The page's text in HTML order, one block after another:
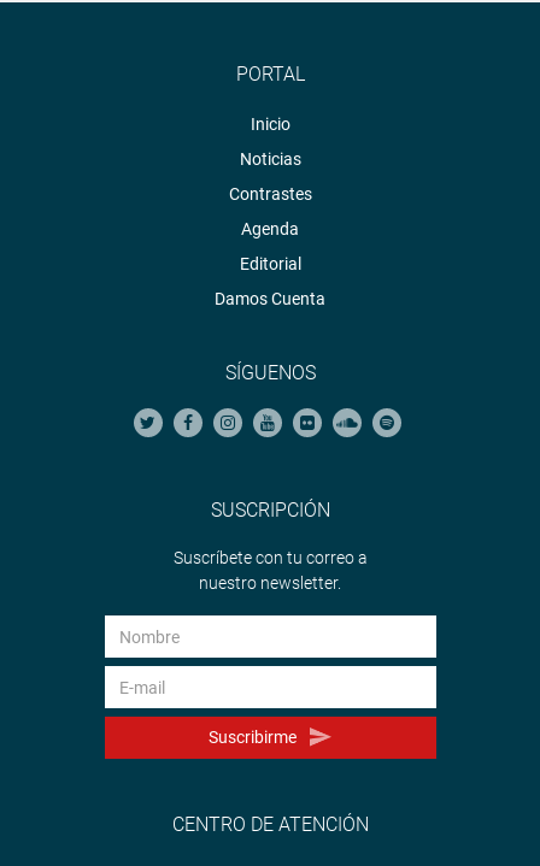
PORTAL
Inicio
Noticias
Contrastes
Agenda
Editorial
Damos Cuenta
SÍGUENOS
SUSCRIPCIÓN
Suscríbete con tu correo a
nuestro newsletter.
Suscribirme
CENTRO DE ATENCIÓN